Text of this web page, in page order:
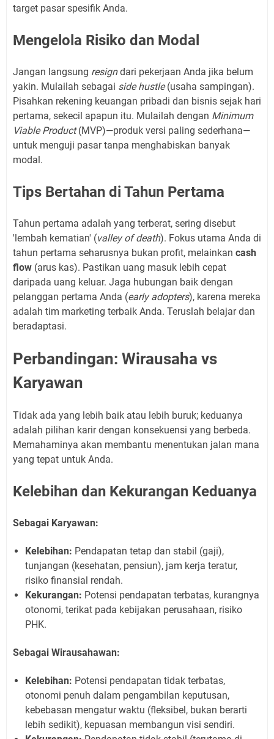
target pasar spesifik Anda.
Mengelola Risiko dan Modal
Jangan langsung resigndari pekerjaan Anda jika belum
yakin. Mulailah sebagai side hustle(usaha sampingan).
Pisahkan rekening keuangan pribadi dan bisnis sejak hari
pertama, sekecil apapun itu. Mulailah dengan Minimum
Viable Product(MVP)—produk versi paling sederhana—
untuk menguji pasar tanpa menghabiskan banyak
modal.
Tips Bertahan di Tahun Pertama
Tahun pertama adalah yang terberat, sering disebut
'lembah kematian' (valley of death). Fokus utama Anda di
tahun pertama seharusnya bukan profit, melainkan cash
flow (arus kas). Pastikan uang masuk lebih cepat
daripada uang keluar. Jaga hubungan baik dengan
pelanggan pertama Anda (early adopters), karena mereka
adalah tim marketing terbaik Anda. Teruslah belajar dan
beradaptasi.
Perbandingan: Wirausaha vs
Karyawan
Tidak ada yang lebih baik atau lebih buruk; keduanya
adalah pilihan karir dengan konsekuensi yang berbeda.
Memahaminya akan membantu menentukan jalan mana
yang tepat untuk Anda.
Kelebihan dan Kekurangan Keduanya
Sebagai Karyawan:
Kelebihan: Pendapatan tetap dan stabil (gaji),
tunjangan (kesehatan, pensiun), jam kerja teratur,
risiko finansial rendah.
Kekurangan: Potensi pendapatan terbatas, kurangnya
otonomi, terikat pada kebijakan perusahaan, risiko
PHK.
Sebagai Wirausahawan:
Kelebihan: Potensi pendapatan tidak terbatas,
otonomi penuh dalam pengambilan keputusan,
kebebasan mengatur waktu (fleksibel, bukan berarti
lebih sedikit), kepuasan membangun visi sendiri.